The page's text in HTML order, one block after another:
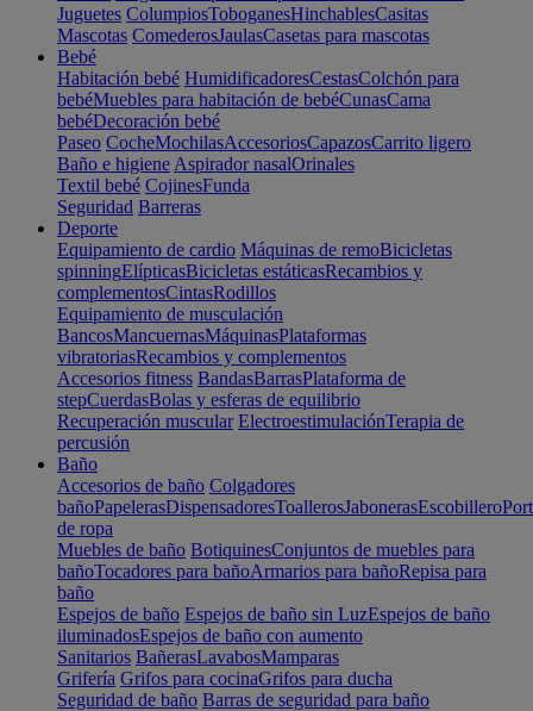
Juguetes ColumpiosToboganesHinchablesCasitas
Mascotas ComederosJaulasCasetas para mascotas
Bebé
Habitación bebé HumidificadoresCestasColchón para
bebéMuebles para habitación de bebéCunasCama
bebéDecoración bebé
Paseo CocheMochilasAccesoriosCapazosCarrito ligero
Baño e higiene Aspirador nasalOrinales
Textil bebé CojinesFunda
Seguridad Barreras
Deporte
Equipamiento de cardio Máquinas de remoBicicletas
spinningElípticasBicicletas estáticasRecambios y
complementosCintasRodillos
Equipamiento de musculación
BancosMancuernasMáquinasPlataformas
vibratoriasRecambios y complementos
Accesorios fitness BandasBarrasPlataforma de
stepCuerdasBolas y esferas de equilibrio
Recuperación muscular ElectroestimulaciónTerapia de
percusión
Baño
Accesorios de baño Colgadores
bañoPapelerasDispensadoresToallerosJabonerasEscobillero
de ropa
Muebles de baño BotiquinesConjuntos de muebles para
bañoTocadores para bañoArmarios para bañoRepisa para
baño
Espejos de baño Espejos de baño sin LuzEspejos de baño
iluminadosEspejos de baño con aumento
Sanitarios BañerasLavabosMamparas
Grifería Grifos para cocinaGrifos para ducha
Seguridad de baño Barras de seguridad para baño